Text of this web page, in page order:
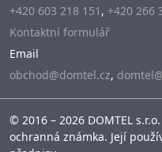
+420 603 218 151 , +420 266
Kontaktní formulář
Email
obchod@domtel.cz,
© 2016 – 2026 DOMTEL
ochranná známka. Její